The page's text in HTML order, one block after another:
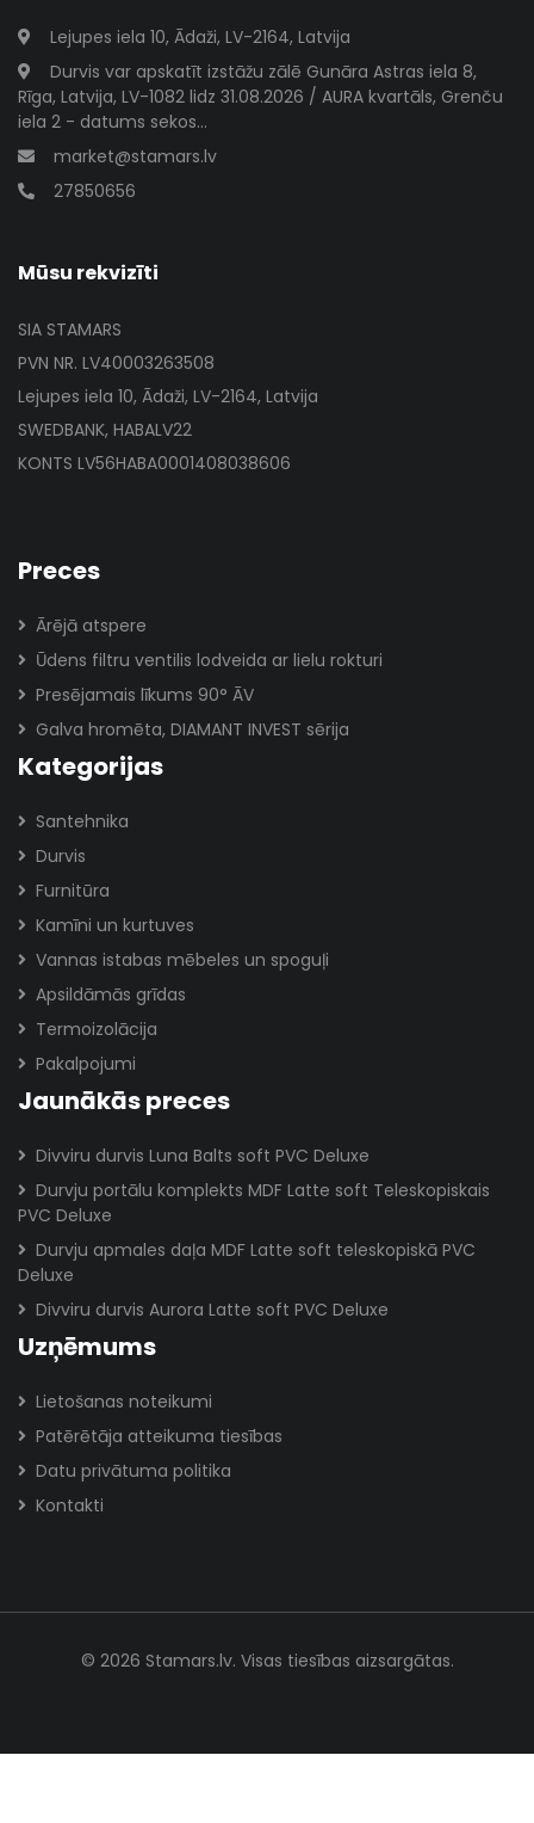
Lejupes iela 10, Ādaži, LV-2164, Latvija
Durvis var apskatīt izstāžu zālē Gunāra Astras iela 8,
Rīga, Latvija, LV-1082 lidz 31.08.2026 / AURA kvartāls, Grenču
iela 2 - datums sekos...
market@stamars.lv
27850656
Mūsu rekvizīti
SIA STAMARS
PVN NR. LV40003263508
Lejupes iela 10, Ādaži, LV-2164, Latvija
SWEDBANK, HABALV22
KONTS LV56HABA0001408038606
Preces
Ārējā atspere
Ūdens filtru ventilis lodveida ar lielu rokturi
Presējamais līkums 90° ĀV
Galva hromēta, DIAMANT INVEST sērija
Kategorijas
Santehnika
Durvis
Furnitūra
Kamīni un kurtuves
Vannas istabas mēbeles un spoguļi
Apsildāmās grīdas
Termoizolācija
Pakalpojumi
Jaunākās preces
Divviru durvis Luna Balts soft PVC Deluxe
Durvju portālu komplekts MDF Latte soft Teleskopiskais
PVC Deluxe
Durvju apmales daļa MDF Latte soft teleskopiskā PVC
Deluxe
Divviru durvis Aurora Latte soft PVC Deluxe
Uzņēmums
Lietošanas noteikumi
Patērētāja atteikuma tiesības
Datu privātuma politika
Kontakti
© 2026 Stamars.lv. Visas tiesības aizsargātas.